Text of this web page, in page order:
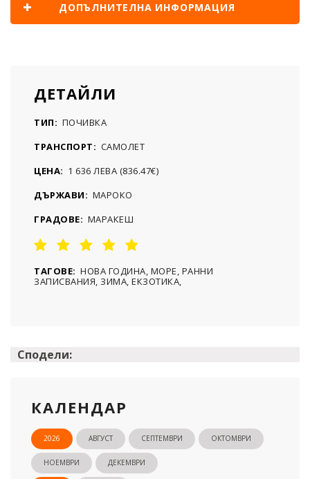
ДОПЪЛНИТЕЛНА ИНФОРМАЦИЯ
ДЕТАЙЛИ
ТИП: ПОЧИВКА
ТРАНСПОРТ: САМОЛЕТ
ЦЕНА: 1 636 ЛЕВА (836.47€)
ДЪРЖАВИ: МАРОКО
ГРАДОВЕ: МАРАКЕШ
ТАГОВЕ: НОВА ГОДИНА, МОРЕ, РАННИ
ЗАПИСВАНИЯ, ЗИМА, ЕКЗОТИКА,
Сподели:
КАЛЕНДАР
2026 АВГУСТ СЕПТЕМВРИ ОКТОМВРИ
НОЕМВРИ ДЕКЕМВРИ